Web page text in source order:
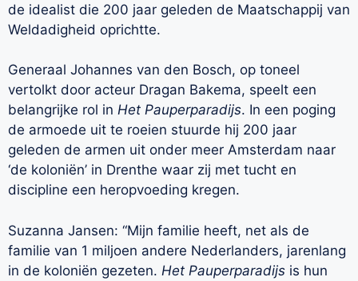
de idealist die 200 jaar geleden de Maatschappij van
Weldadigheid oprichtte.
Generaal Johannes van den Bosch, op toneel
vertolkt door acteur Dragan Bakema, speelt een
belangrijke rol in Het Pauperparadijs. In een poging
de armoede uit te roeien stuurde hij 200 jaar
geleden de armen uit onder meer Amsterdam naar
‘de koloniën’ in Drenthe waar zij met tucht en
discipline een heropvoeding kregen.
Suzanna Jansen: “Mijn familie heeft, net als de
familie van 1 miljoen andere Nederlanders, jarenlang
in de koloniën gezeten. Het Pauperparadijs is hun